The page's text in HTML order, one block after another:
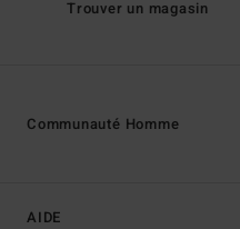
Trouver un magasin
AIDE
Communauté Homme